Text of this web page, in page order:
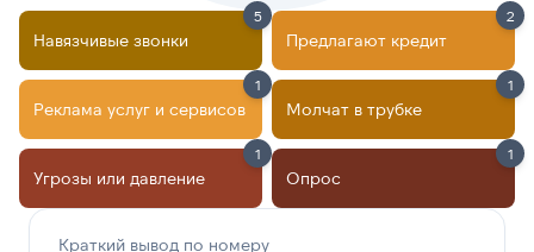
Навязчивые звонки
5
Предлагают кредит
2
Реклама услуг и сервисов
1
Молчат в трубке
1
Угрозы или давление
1
Опрос
1
Краткий вывод по номеру